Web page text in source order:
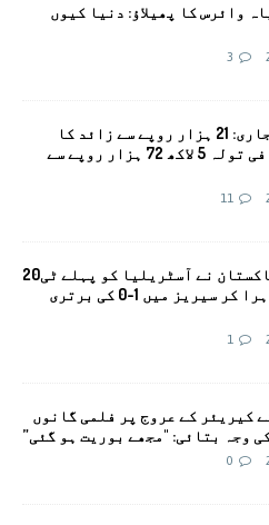
وائرس کا پھیلاؤ: دنیا کیوں
3
سونے کا جنون جاری: 21 ہزار روپے سے زائد کا
یکمشت اضافہ، فی تولہ 5 لاکھ 72 ہزار روپے سے
11
شاندار فتح! پاکستان نے آسٹریلیا کو پہلے ٹی20
میں 22 رنز سے ہرا کر سیریز میں 1-0 کی برتری
1
کیریئر کے عروج پر فلمی گانوں
وجہ بتائی: "مجھے بوریت ہو گئی”
0